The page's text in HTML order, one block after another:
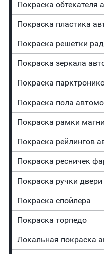
Покраска обтекателя
Покраска пластика
Покраска решетки
Покраска зеркала
Покраска
Покраска пола
Покраска рамки
Покраска рейлингов
Покраска ресничек
Покраска ручки двери
Покраска спойлера
Покраска торпедо
Локальная покраска